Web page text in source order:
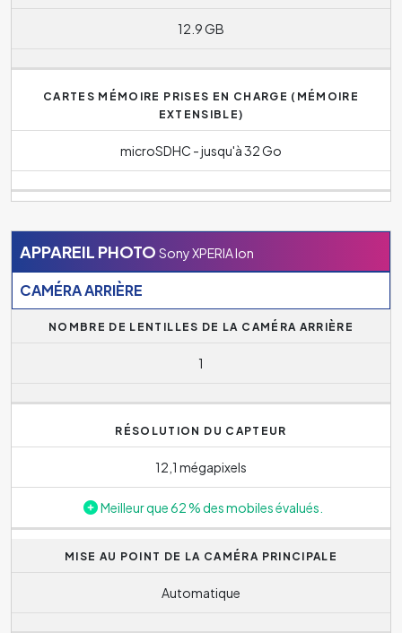
12.9 GB
CARTES MÉMOIRE PRISES EN CHARGE (MÉMOIRE
EXTENSIBLE)
microSDHC - jusqu'à 32 Go
APPAREIL PHOTO Sony XPERIA Ion
CAMÉRA ARRIÈRE
NOMBRE DE LENTILLES DE LA CAMÉRA ARRIÈRE
1
RÉSOLUTION DU CAPTEUR
12,1 mégapixels
Meilleur que 62 % des mobiles évalués.
MISE AU POINT DE LA CAMÉRA PRINCIPALE
Automatique